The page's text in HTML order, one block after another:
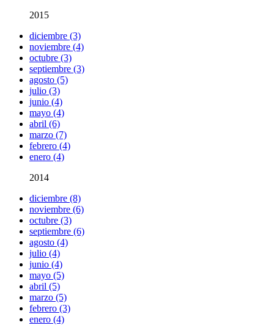
2015
diciembre (3)
noviembre (4)
octubre (3)
septiembre (3)
agosto (5)
julio (3)
junio (4)
mayo (4)
abril (6)
marzo (7)
febrero (4)
enero (4)
2014
diciembre (8)
noviembre (6)
octubre (3)
septiembre (6)
agosto (4)
julio (4)
junio (4)
mayo (5)
abril (5)
marzo (5)
febrero (3)
enero (4)